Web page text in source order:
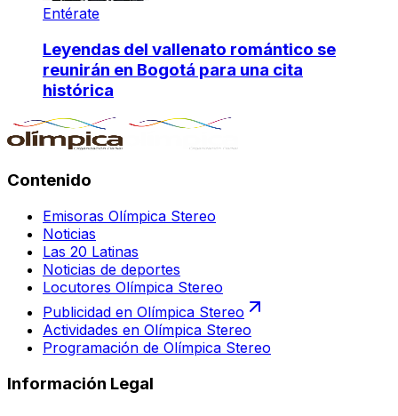
Entérate
Leyendas del vallenato romántico se
reunirán en Bogotá para una cita
histórica
Contenido
Emisoras Olímpica Stereo
Noticias
Las 20 Latinas
Noticias de deportes
Locutores Olímpica Stereo
Publicidad en Olímpica Stereo
Actividades en Olímpica Stereo
Programación de Olímpica Stereo
Información Legal